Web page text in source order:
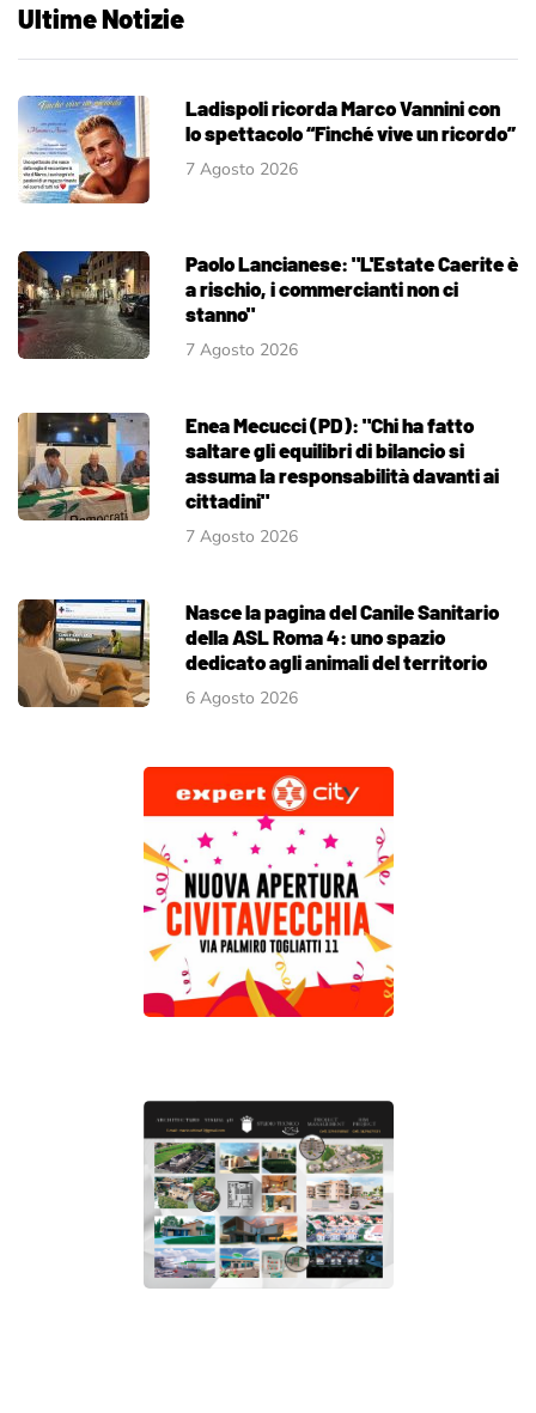
Ultime Notizie
Ladispoli ricorda Marco Vannini con
lo spettacolo “Finché vive un ricordo”
7 Agosto 2026
Paolo Lancianese: "L'Estate Caerite è
a rischio, i commercianti non ci
stanno"
7 Agosto 2026
Enea Mecucci (PD): "Chi ha fatto
saltare gli equilibri di bilancio si
assuma la responsabilità davanti ai
cittadini"
7 Agosto 2026
Nasce la pagina del Canile Sanitario
della ASL Roma 4: uno spazio
dedicato agli animali del territorio
6 Agosto 2026